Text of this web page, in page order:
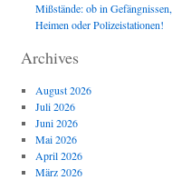
Mißstände: ob in Gefängnissen,
Heimen oder Polizeistationen!
Archives
August 2026
Juli 2026
Juni 2026
Mai 2026
April 2026
März 2026